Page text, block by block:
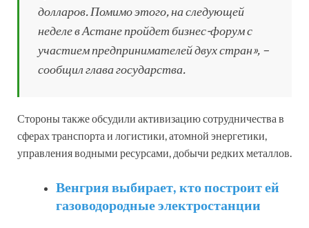
долларов. Помимо этого, на следующей
неделе в Астане пройдет бизнес-форум с
участием предпринимателей двух стран», –
сообщил глава государства.
Стороны также обсудили активизацию сотрудничества в
сферах транспорта и логистики, атомной энергетики,
управления водными ресурсами, добычи редких металлов.
Венгрия выбирает, кто построит ей
газоводородные электростанции